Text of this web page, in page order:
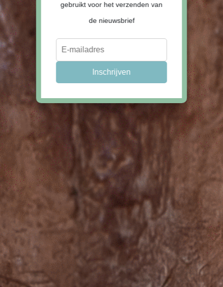
gebruikt voor het verzenden van
de nieuwsbrief
Inschrijven